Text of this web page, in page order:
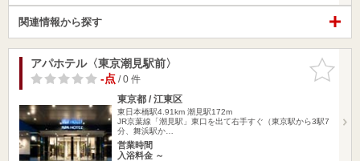
関連情報から探す
お気に入
りに追加
アパホテル〈東京潮見駅前〉
-点/ 0 件
東京都 / 江東区
東日本橋駅4.91km 潮見駅172m
JR京葉線「潮見駅」東口を出て右手すぐ（東京駅から3駅7
分、舞浜駅か…
営業時間
入浴料金 ～